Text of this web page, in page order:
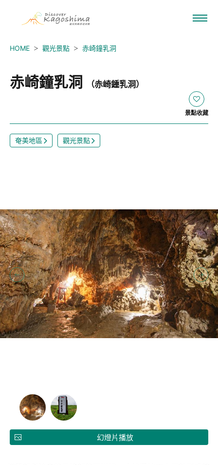
HOME 觀光景點 赤崎鐘乳洞
赤崎鐘乳洞 （赤崎鍾乳洞）
景點收藏
奄美地區 觀光景點
幻燈片播放